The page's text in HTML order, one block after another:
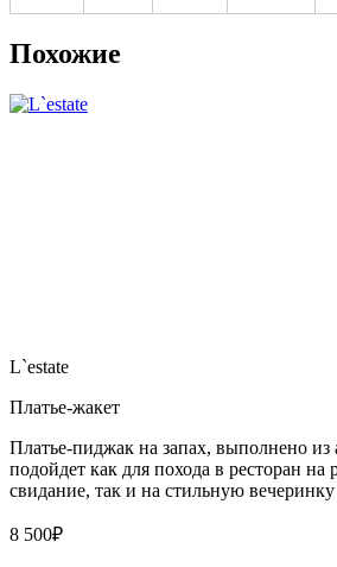
Похожие
L`estate
Платье-жакет
Платье-пиджак на запах, выполнено из
подойдет как для похода в ресторан на
свидание, так и на стильную
8 500₽